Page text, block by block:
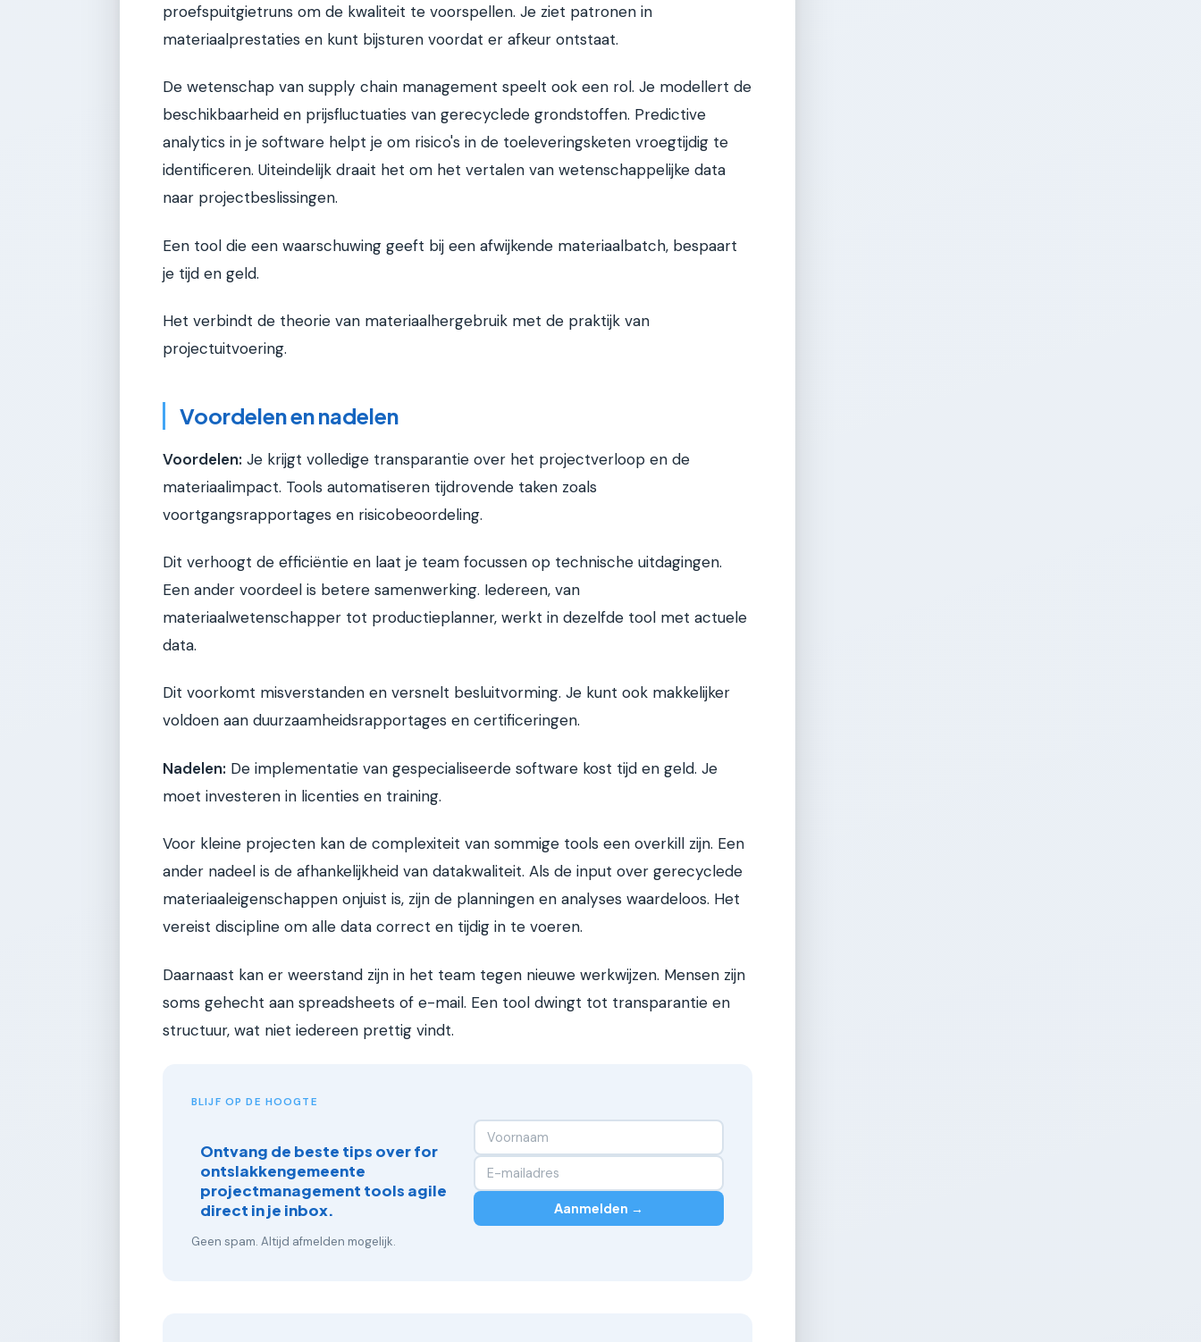
proefspuitgietruns om de kwaliteit te voorspellen. Je ziet patronen in
materiaalprestaties en kunt bijsturen voordat er afkeur ontstaat.
De wetenschap van supply chain management speelt ook een rol. Je modellert de
beschikbaarheid en prijsfluctuaties van gerecyclede grondstoffen. Predictive
analytics in je software helpt je om risico's in de toeleveringsketen vroegtijdig te
identificeren. Uiteindelijk draait het om het vertalen van wetenschappelijke data
naar projectbeslissingen.
Een tool die een waarschuwing geeft bij een afwijkende materiaalbatch, bespaart
je tijd en geld.
Het verbindt de theorie van materiaalhergebruik met de praktijk van
projectuitvoering.
Voordelen en nadelen
Voordelen: Je krijgt volledige transparantie over het projectverloop en de
materiaalimpact. Tools automatiseren tijdrovende taken zoals
voortgangsrapportages en risicobeoordeling.
Dit verhoogt de efficiëntie en laat je team focussen op technische uitdagingen.
Een ander voordeel is betere samenwerking. Iedereen, van
materiaalwetenschapper tot productieplanner, werkt in dezelfde tool met actuele
data.
Dit voorkomt misverstanden en versnelt besluitvorming. Je kunt ook makkelijker
voldoen aan duurzaamheidsrapportages en certificeringen.
Nadelen: De implementatie van gespecialiseerde software kost tijd en geld. Je
moet investeren in licenties en training.
Voor kleine projecten kan de complexiteit van sommige tools een overkill zijn. Een
ander nadeel is de afhankelijkheid van datakwaliteit. Als de input over gerecyclede
materiaaleigenschappen onjuist is, zijn de planningen en analyses waardeloos. Het
vereist discipline om alle data correct en tijdig in te voeren.
Daarnaast kan er weerstand zijn in het team tegen nieuwe werkwijzen. Mensen zijn
soms gehecht aan spreadsheets of e-mail. Een tool dwingt tot transparantie en
structuur, wat niet iedereen prettig vindt.
BLIJF OP DE HOOGTE
Ontvang de beste tips over for
ontslakkengemeente
projectmanagement tools agile
direct in je inbox.
Geen spam. Altijd afmelden mogelijk.
Aanmelden →